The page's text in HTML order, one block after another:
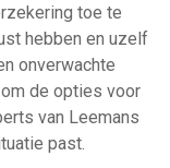
toe te
hebben en uzelf
onverwachte
de opties voor
van Leemans
past.